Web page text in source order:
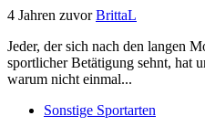
4 Jahren zuvorBrittaL
Jeder, der sich nach den langen
sportlicher Betätigung sehnt, hat
warum nicht einmal...
Sonstige Sportarten